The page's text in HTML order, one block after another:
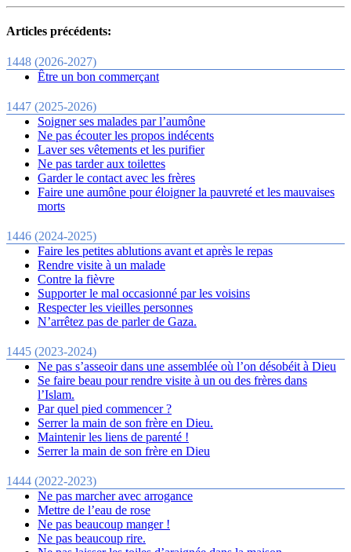
Articles précédents:
1448 (2026-2027)
Être un bon commerçant
1447 (2025-2026)
Soigner ses malades par l’aumône
Ne pas écouter les propos indécents
Laver ses vêtements et les purifier
Ne pas tarder aux toilettes
Garder le contact avec les frères
Faire une aumône pour éloigner la pauvreté et les mauvaises
morts
1446 (2024-2025)
Faire les petites ablutions avant et après le repas
Rendre visite à un malade
Contre la fièvre
Supporter le mal occasionné par les voisins
Respecter les vieilles personnes
N’arrêtez pas de parler de Gaza.
1445 (2023-2024)
Ne pas s’asseoir dans une assemblée où l’on désobéit à Dieu
Se faire beau pour rendre visite à un ou des frères dans
l’Islam.
Par quel pied commencer ?
Serrer la main de son frère en Dieu.
Maintenir les liens de parenté !
Serrer la main de son frère en Dieu
1444 (2022-2023)
Ne pas marcher avec arrogance
Mettre de l’eau de rose
Ne pas beaucoup manger !
Ne pas beaucoup rire.